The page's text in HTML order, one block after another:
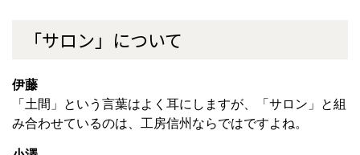
「サロン」について
伊藤
「土間」という言葉はよく耳にしますが、「サロン」と組
み合わせているのは、工房信州ならではですよね。